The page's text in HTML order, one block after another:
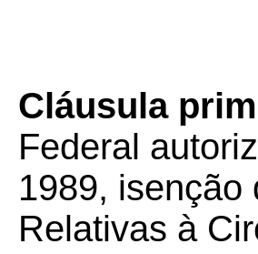
Cláusula
Federal
1989, isenção
Relativas à